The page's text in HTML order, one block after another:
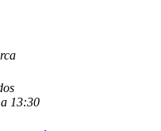
a 13:30